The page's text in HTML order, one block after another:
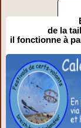
de la
il fonctionne à